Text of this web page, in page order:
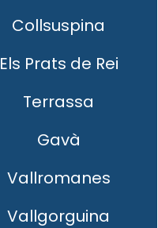
Collsuspina
Els Prats de Rei
Terrassa
Gavà
Vallromanes
Vallgorguina